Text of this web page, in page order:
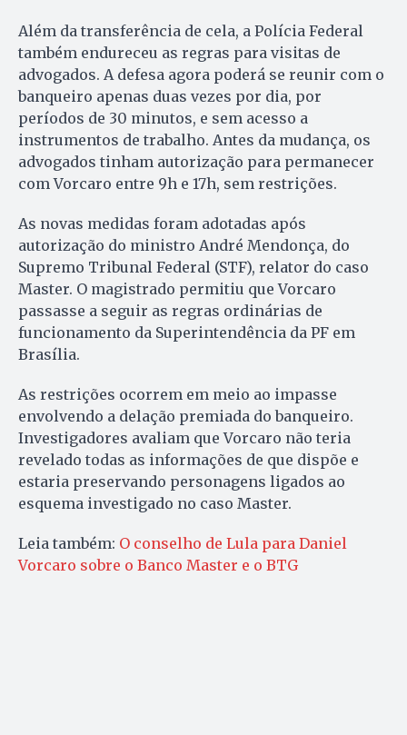
Além da transferência de cela, a Polícia Federal
também endureceu as regras para visitas de
advogados. A defesa agora poderá se reunir com o
banqueiro apenas duas vezes por dia, por
períodos de 30 minutos, e sem acesso a
instrumentos de trabalho. Antes da mudança, os
advogados tinham autorização para permanecer
com Vorcaro entre 9h e 17h, sem restrições.
As novas medidas foram adotadas após
autorização do ministro André Mendonça, do
Supremo Tribunal Federal (STF), relator do caso
Master. O magistrado permitiu que Vorcaro
passasse a seguir as regras ordinárias de
funcionamento da Superintendência da PF em
Brasília.
As restrições ocorrem em meio ao impasse
envolvendo a delação premiada do banqueiro.
Investigadores avaliam que Vorcaro não teria
revelado todas as informações de que dispõe e
estaria preservando personagens ligados ao
esquema investigado no caso Master.
Leia também: O conselho de Lula para Daniel
Vorcaro sobre o Banco Master e o BTG